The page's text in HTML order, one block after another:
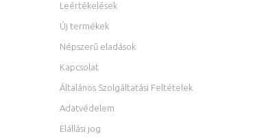
Leértékelések
Új termékek
Népszerű eladások
Kapcsolat
Általános Szolgáltatási Feltételek
Adatvédelem
Elállási jog